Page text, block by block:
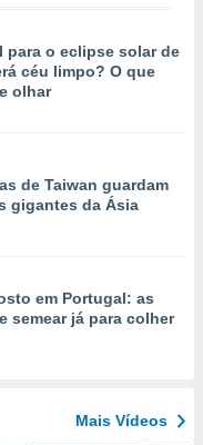
para o eclipse solar de
céu limpo? O que
olhar
de Taiwan guardam
gigantes da Ásia
em Portugal: as
semear já para colher
Mais Vídeos